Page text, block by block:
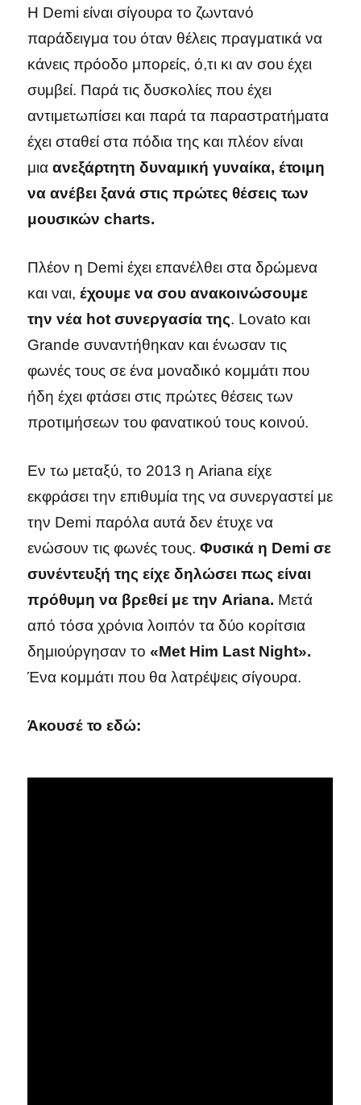
Η Demi είναι σίγουρα το ζωντανό
παράδειγμα του όταν θέλεις πραγματικά να
κάνεις πρόοδο μπορείς, ό,τι κι αν σου έχει
συμβεί. Παρά τις δυσκολίες που έχει
αντιμετωπίσει και παρά τα παραστρατήματα
έχει σταθεί στα πόδια της και πλέον είναι
μιαανεξάρτητη δυναμική γυναίκα, έτοιμη
να ανέβει ξανά στις πρώτες θέσεις των
μουσικώνcharts.
Πλέον η Demi έχει επανέλθει στα δρώμενα
και ναι,έχουμε να σου ανακοινώσουμε
την νέα hot συνεργασία της. Lovato και
Grande συναντήθηκαν και ένωσαν τις
φωνές τους σε ένα μοναδικό κομμάτι που
ήδη έχει φτάσει στις πρώτες θέσεις των
προτιμήσεων του φανατικού τους κοινού.
Εν τω μεταξύ, το 2013 η Ariana είχε
εκφράσει την επιθυμία της να συνεργαστεί με
την Demi παρόλα αυτά δεν έτυχε να
ενώσουν τις φωνές τους.Φυσικά η Demi σε
συνέντευξή της είχε δηλώσει πως είναι
πρόθυμη να βρεθεί με την Ariana. Μετά
από τόσα χρόνια λοιπόν τα δύο κορίτσια
δημιούργησαν το«Met Him Last Night».
Ένα κομμάτι που θα λατρέψεις σίγουρα.
Άκουσέ το εδώ: